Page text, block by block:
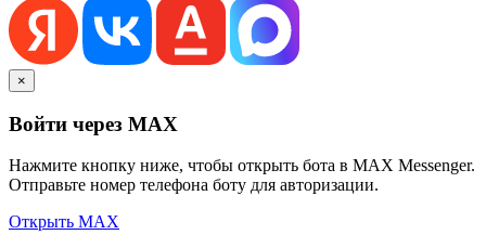
×
Войти через MAX
Нажмите кнопку ниже, чтобы открыть бота в MAX Messenger.
Отправьте номер телефона боту для авторизации.
Открыть MAX